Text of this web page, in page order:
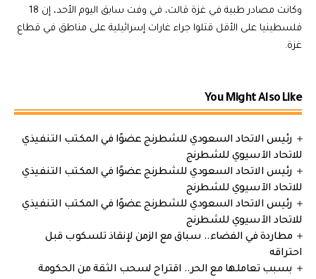
وكانت مصادر طبية في غزة قالت، في وفت سابق اليوم الأحد، إن 18
فلسطينيا على الأقل قتلوا جراء غارات إسرائيلية على مناطق في قطاع
غزة.
You Might Also Like
رئيس الاتحاد السعودي للشطرنج عضوًا في المكتب التنفيذي
للاتحاد الآسيوي للشطرنج
رئيس الاتحاد السعودي للشطرنج عضوًا في المكتب التنفيذي
للاتحاد الآسيوي للشطرنج
رئيس الاتحاد السعودي للشطرنج عضوًا في المكتب التنفيذي
للاتحاد الآسيوي للشطرنج
مطاردة في الفضاء.. سباق مع الزمن لإنقاذ تلسكوب قبل
احتراقه
بسبب تعاملها مع الحر.. اقتراح لسحب الثقة من الحكومة